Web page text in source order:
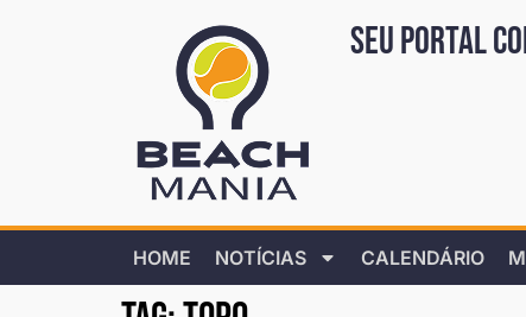
Seu portal
HOME NOTÍCIAS CALENDÁRIO